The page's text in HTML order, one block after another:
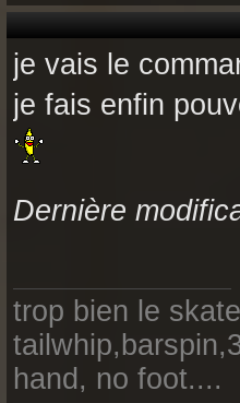
je vais le
je fais enfin
Dernière
trop bien le
hand, no foot....